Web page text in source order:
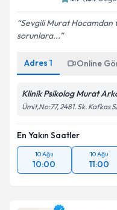
(
Sevgili Murat Hocamdan
sorunlara...
Adres 1 Online
Klinik Psikolog Murat
Ümit,No:77, 2481. Sk. Kafkas
En Yakın Saatler
10 Ağu
10:00
10 Ağu
11:00